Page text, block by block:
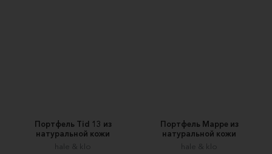
Портфель Tid 13 из
натуральной кожи
hale & klo
Портфель Mappe из
натуральной кожи
hale & klo